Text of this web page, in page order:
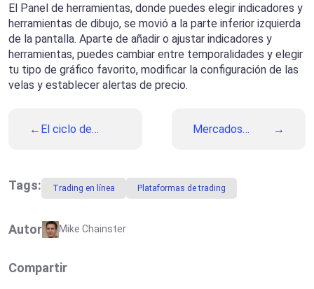
El Panel de herramientas, donde puedes elegir indicadores y
herramientas de dibujo, se movió a la parte inferior izquierda
de la pantalla. Aparte de añadir o ajustar indicadores y
herramientas, puedes cambiar entre temporalidades y elegir
tu tipo de gráfico favorito, modificar la configuración de las
velas y establecer alertas de precio.
El ciclo de
pero destruye
cuentas
Mercados
en verdad
importa esta
Tags: Trading en línea Plataformas de trading
Autor Mike Chainster
Compartir